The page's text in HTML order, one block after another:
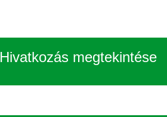
Hivatkozás megtekintése